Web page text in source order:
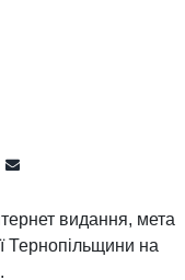
видання, мета
Тернопільщини на